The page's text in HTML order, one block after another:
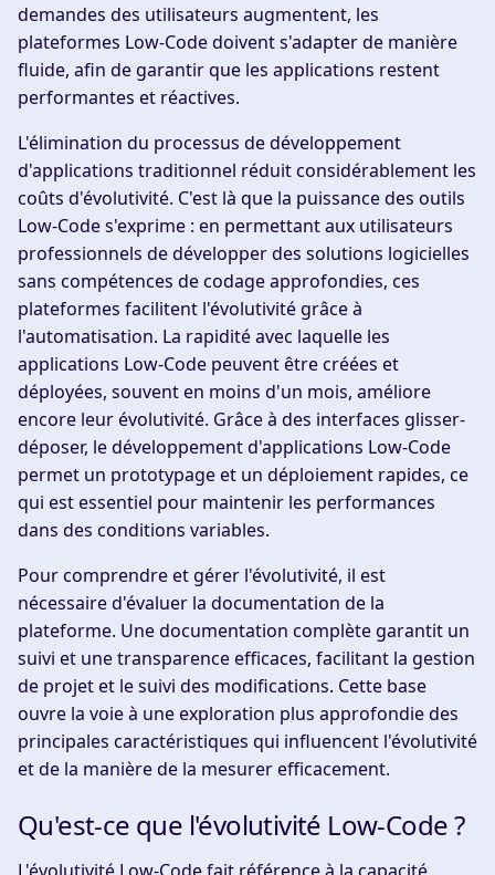
demandes des utilisateurs augmentent, les
plateformes Low-Code doivent s'adapter de manière
fluide, afin de garantir que les applications restent
performantes et réactives.
L'élimination du processus de développement
d'applications traditionnel réduit considérablement les
coûts d'évolutivité. C'est là que la puissance des outils
Low-Code s'exprime : en permettant aux utilisateurs
professionnels de développer des solutions logicielles
sans compétences de codage approfondies, ces
plateformes facilitent l'évolutivité grâce à
l'automatisation. La rapidité avec laquelle les
applications Low-Code peuvent être créées et
déployées, souvent en moins d'un mois, améliore
encore leur évolutivité. Grâce à des interfaces glisser-
déposer, le développement d'applications Low-Code
permet un prototypage et un déploiement rapides, ce
qui est essentiel pour maintenir les performances
dans des conditions variables.
Pour comprendre et gérer l'évolutivité, il est
nécessaire d'évaluer la documentation de la
plateforme. Une documentation complète garantit un
suivi et une transparence efficaces, facilitant la gestion
de projet et le suivi des modifications. Cette base
ouvre la voie à une exploration plus approfondie des
principales caractéristiques qui influencent l'évolutivité
et de la manière de la mesurer efficacement.
Qu'est-ce que l'évolutivité Low-Code ?